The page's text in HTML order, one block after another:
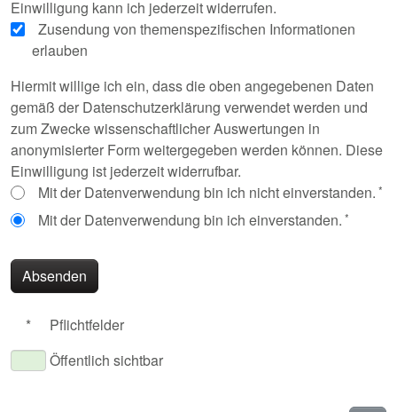
Einwilligung kann ich jederzeit widerrufen.
Zusendung von themenspezifischen Informationen
erlauben
Hiermit willige ich ein, dass die oben angegebenen Daten
gemäß der Datenschutzerklärung verwendet werden und
zum Zwecke wissenschaftlicher Auswertungen in
anonymisierter Form weitergegeben werden können. Diese
Einwilligung ist jederzeit widerrufbar.
Mit der Datenverwendung bin ich nicht einverstanden.
Mit der Datenverwendung bin ich einverstanden.
Absenden
*
Pflichtfelder
Öffentlich sichtbar